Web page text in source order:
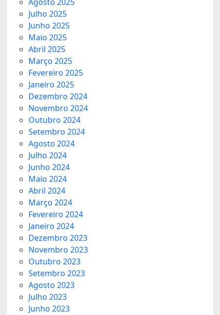
Julho 2025
Junho 2025
Maio 2025
Abril 2025
Março 2025
Fevereiro 2025
Janeiro 2025
Dezembro 2024
Novembro 2024
Outubro 2024
Setembro 2024
Agosto 2024
Julho 2024
Junho 2024
Maio 2024
Abril 2024
Março 2024
Fevereiro 2024
Janeiro 2024
Dezembro 2023
Novembro 2023
Outubro 2023
Setembro 2023
Agosto 2023
Julho 2023
Junho 2023